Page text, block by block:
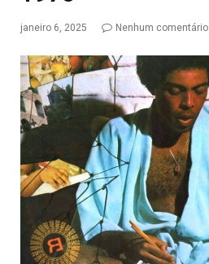
janeiro 6, 2025 Nenhum comentário